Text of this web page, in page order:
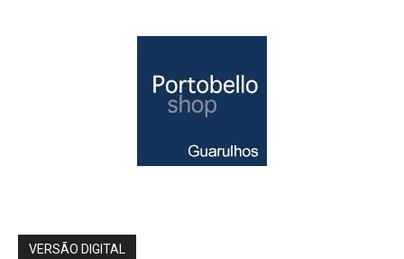
VERSÃO DIGITAL